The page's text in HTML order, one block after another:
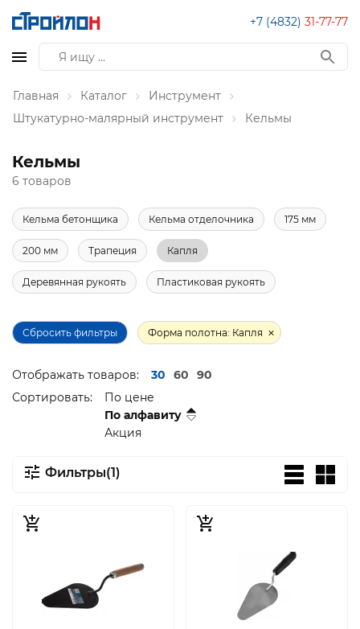
+7 (4832) 31-77-77
Главная Каталог
Инструмент
Штукатурно-малярный инструмент
Кельмы
Кельмы
6 товаров
Кельма бетонщика Кельма отделочника 175 мм
200 мм Трапеция Капля
Деревянная рукоять Пластиковая рукоять
Сбросить фильтры Форма полотна: Капля
Отображать товаров: 30 60
90
Сортировать:
По цене
По алфавиту
Акция
Фильтры(1)